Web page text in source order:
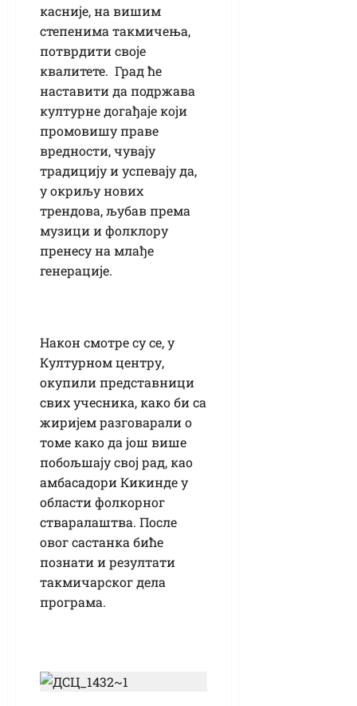
касније, на вишим
степенима такмичења,
потврдити своје
квалитете. Град ће
наставити да подржава
културне догађаје који
промовишу праве
вредности, чувају
традицију и успевају да,
у окриљу нових
трендова, љубав према
музици и фолклору
пренесу на млађе
генерације.
Након смотре су се, у
Културном центру,
окупили представници
свих учесника, како би са
жиријем разговарали о
томе како да још више
побољшају свој рад, као
амбасадори Кикинде у
области фолкорног
стваралаштва. После
овог састанка биће
познати и резултати
такмичарског дела
програма.